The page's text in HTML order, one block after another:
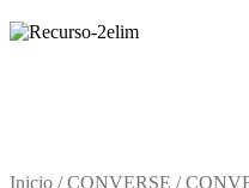
Inicio /CONVERSE /